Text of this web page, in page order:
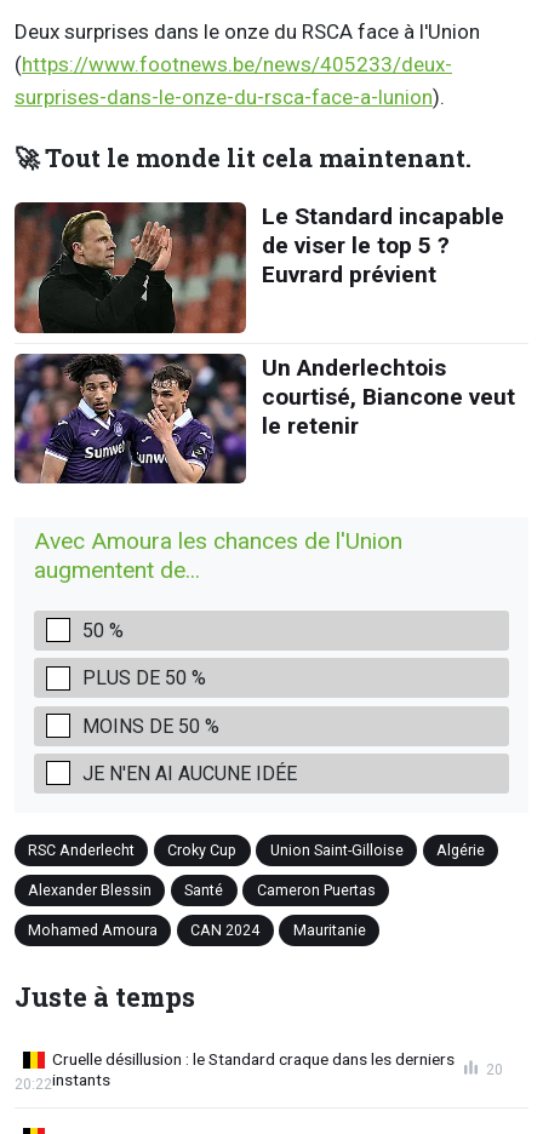
Deux surprises dans le onze du RSCA face à l'Union
(https://www.footnews.be/news/405233/deux-
surprises-dans-le-onze-du-rsca-face-a-lunion).
🚀 Tout le monde lit cela maintenant.
Le Standard incapable
de viser le top 5 ?
Euvrard prévient
Un Anderlechtois
courtisé, Biancone veut
le retenir
Avec Amoura les chances de l'Union
augmentent de...
50 %
PLUS DE 50 %
MOINS DE 50 %
JE N'EN AI AUCUNE IDÉE
RSC Anderlecht Croky Cup Union Saint-Gilloise Algérie
Alexander Blessin Santé Cameron Puertas
Mohamed Amoura CAN 2024 Mauritanie
Juste à temps
Cruelle désillusion : le Standard craque dans les derniers
instants
20:22
20